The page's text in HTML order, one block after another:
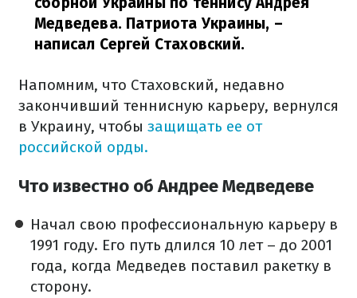
Медведева. Патриота Украины, –
написал Сергей Стаховский.
Напомним, что Стаховский, недавно
закончивший теннисную карьеру, вернулся
в Украину, чтобы защищать ее от
российской орды.
Что известно об Андрее Медведеве
Начал свою профессиональную карьеру в
1991 году. Его путь длился 10 лет – до 2001
года, когда Медведев поставил ракетку в
сторону.